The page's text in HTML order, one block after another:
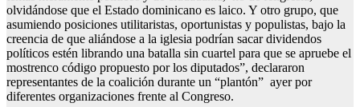
olvidándose que el Estado dominicano es laico. Y otro grupo, que
asumiendo posiciones utilitaristas, oportunistas y populistas, bajo la
creencia de que aliándose a la iglesia podrían sacar dividendos
políticos estén librando una batalla sin cuartel para que se apruebe el
mostrenco código propuesto por los diputados”, declararon
representantes de la coalición durante un “plantón” ayer por
diferentes organizaciones frente al Congreso.